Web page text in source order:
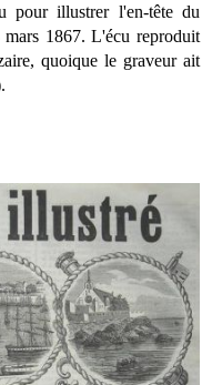
pour illustrer l'en-tête du
1867. L'écu reproduit
quoique le graveur ait